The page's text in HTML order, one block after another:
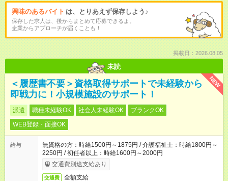
興味のあるバイト は、とりあえず保存しよう♪
保存した求人は、後からまとめて応募できるよ。
企業からアプローチが届くことも！
掲載日：2026.08.05
未読
NEW
＜履歴書不要＞資格取得サポートで未経験から
即戦力に！小規模施設のサポート！
派遣 職種未経験OK 社会人未経験OK
ブランクOK
WEB登録・面接OK
給与
無資格の方：時給1500円～1875円 / 介護福祉士：時給1800円～
2250円 / 初任者以上：時給1600円～2000円
交通費別途支給あり
交通費 全額支給